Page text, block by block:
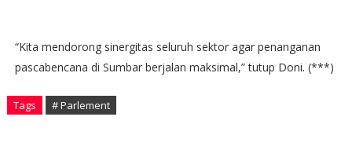
“Kita mendorong sinergitas seluruh sektor agar penanganan
pascabencana di Sumbar berjalan maksimal,” tutup Doni. (***)
Tags # Parlement